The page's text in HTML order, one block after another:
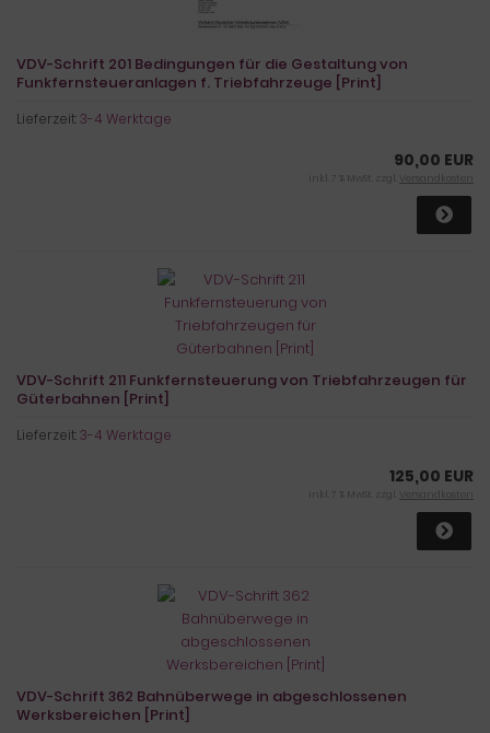
VDV-Schrift 201 Bedingungen für die Gestaltung von
Funkfernsteueranlagen f. Triebfahrzeuge [Print]
Lieferzeit:3-4 Werktage
90,00 EUR
inkl. 7 % MwSt. zzgl. Versandkosten
VDV-Schrift 211 Funkfernsteuerung von Triebfahrzeugen für
Güterbahnen [Print]
Lieferzeit:3-4 Werktage
125,00 EUR
inkl. 7 % MwSt. zzgl. Versandkosten
VDV-Schrift 362 Bahnüberwege in abgeschlossenen
Werksbereichen [Print]